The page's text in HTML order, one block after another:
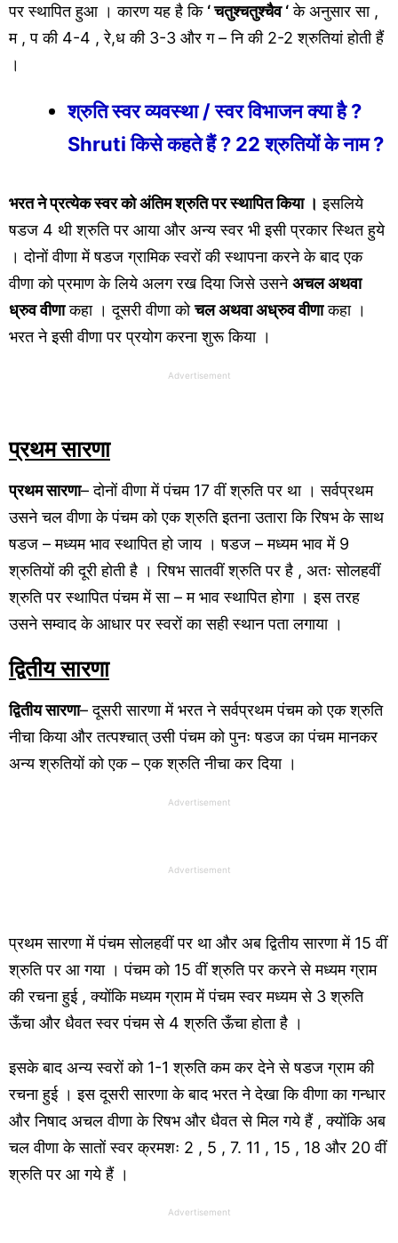
पर स्थापित हुआ । कारण यह है कि ‘ चतुश्चतुश्चैव ‘के अनुसार सा ,
म , प की 4-4 , रे,ध की 3-3 और ग – नि की 2-2 श्रुतियां होती हैं
।
श्रुति स्वर व्यवस्था / स्वर विभाजन क्या है ?
Shruti किसे कहते हैं ? 22 श्रुतियों के नाम ?
भरत ने प्रत्येक स्वर को अंतिम श्रुति पर स्थापित किया । इसलिये
षडज 4 थी श्रुति पर आया और अन्य स्वर भी इसी प्रकार स्थित हुये
। दोनों वीणा में षडज ग्रामिक स्वरों की स्थापना करने के बाद एक
वीणा को प्रमाण के लिये अलग रख दिया जिसे उसनेअचल अथवा
ध्रुव वीणाकहा । दूसरी वीणा कोचल अथवा अध्रुव वीणाकहा ।
भरत ने इसी वीणा पर प्रयोग करना शुरू किया ।
Advertisement
प्रथम सारणा
प्रथम सारणा– दोनों वीणा में पंचम 17 वीं श्रुति पर था । सर्वप्रथम
उसने चल वीणा के पंचम को एक श्रुति इतना उतारा कि रिषभ के साथ
षडज – मध्यम भाव स्थापित हो जाय । षडज – मध्यम भाव में 9
श्रुतियों की दूरी होती है । रिषभ सातवीं श्रुति पर है , अतः सोलहवीं
श्रुति पर स्थापित पंचम में सा – म भाव स्थापित होगा । इस तरह
उसने सम्वाद के आधार पर स्वरों का सही स्थान पता लगाया ।
द्वितीय सारणा
द्वितीय सारणा– दूसरी सारणा में भरत ने सर्वप्रथम पंचम को एक श्रुति
नीचा किया और तत्पश्चात् उसी पंचम को पुनः षडज का पंचम मानकर
अन्य श्रुतियों को एक – एक श्रुति नीचा कर दिया ।
Advertisement
Advertisement
प्रथम सारणा में पंचम सोलहवीं पर था और अब द्वितीय सारणा में 15 वीं
श्रुति पर आ गया । पंचम को 15 वीं श्रुति पर करने से मध्यम ग्राम
की रचना हुई , क्योंकि मध्यम ग्राम में पंचम स्वर मध्यम से 3 श्रुति
ऊँचा और धैवत स्वर पंचम से 4 श्रुति ऊँचा होता है ।
इसके बाद अन्य स्वरों को 1-1 श्रुति कम कर देने से षडज ग्राम की
रचना हुई । इस दूसरी सारणा के बाद भरत ने देखा कि वीणा का गन्धार
और निषाद अचल वीणा के रिषभ और धैवत से मिल गये हैं , क्योंकि अब
चल वीणा के सातों स्वर क्रमशः 2 , 5 , 7. 11 , 15 , 18 और 20 वीं
श्रुति पर आ गये हैं ।
Advertisement